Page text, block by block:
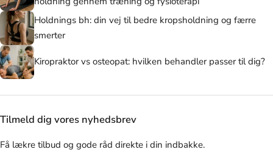
Holdnings bh: din vej til bedre kropsholdning og færre
smerter
Kiropraktor vs osteopat: hvilken behandler passer til dig?
Tilmeld dig vores nyhedsbrev
Få lækre tilbud og gode råd direkte i din indbakke.